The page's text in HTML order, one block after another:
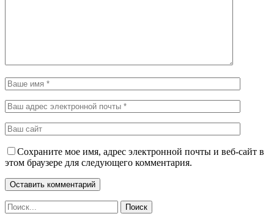
Сохраните мое имя, адрес электронной почты и веб-сайт в
этом браузере для следующего комментария.